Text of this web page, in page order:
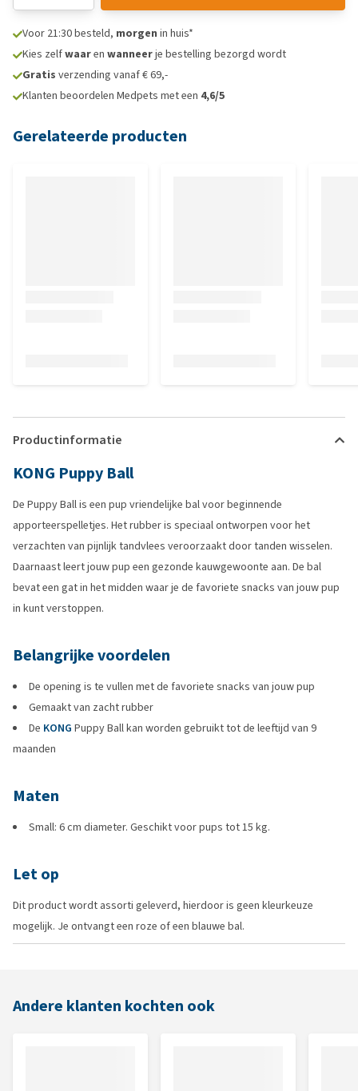
Voor 21:30 besteld, morgen in huis*
Kies zelfwaaren wanneerje bestelling bezorgd wordt
Gratis verzending vanaf € 69,-
Klanten beoordelen Medpets met een 4,6/5
Gerelateerde producten
Productinformatie
KONG Puppy Ball
De Puppy Ball is een pup vriendelijke bal voor beginnende
apporteerspelletjes. Het rubber is speciaal ontworpen voor het
verzachten van pijnlijk tandvlees veroorzaakt door tanden wisselen.
Daarnaast leert jouw pup een gezonde kauwgewoonte aan. De bal
bevat een gat in het midden waar je de favoriete snacks van jouw pup
in kunt verstoppen.
Belangrijke voordelen
De opening is te vullen met de favoriete snacks van jouw pup
Gemaakt van zacht rubber
De KONG Puppy Ball kan worden gebruikt tot de leeftijd van 9
maanden
Maten
Small: 6 cm diameter. Geschikt voor pups tot 15 kg.
Let op
Dit product wordt assorti geleverd, hierdoor is geen kleurkeuze
mogelijk. Je ontvangt een roze of een blauwe bal.
Andere klanten kochten ook